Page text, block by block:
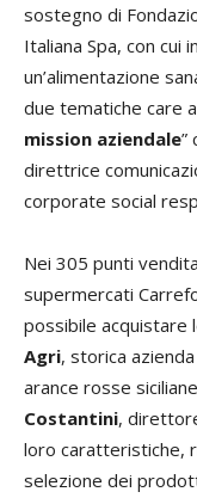
sostegno di
Italiana Spa, con cui
un’alimentazione
due tematiche care
mission aziendale”
direttrice
corporate social
Nei 305 punti
supermercati
possibile acquistare
Agri, storica
arance rosse
Costantini,
loro caratteristiche,
selezione dei